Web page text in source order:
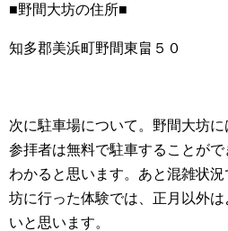
■野間大坊の住所■
知多郡美浜町野間東畠５０
次に駐車場について。野間大坊に
参拝者は無料で駐車することが
わかると思います。あと混雑状
坊に行った体験では、正月以外
いと思います。